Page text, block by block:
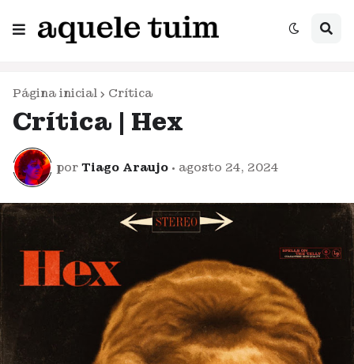
Página inicial Crítica
Crítica | Hex
por Tiago Araujo • agosto 24, 2024